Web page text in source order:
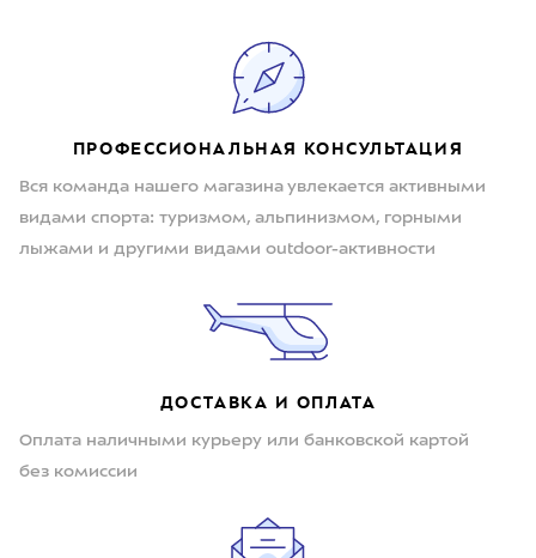
ПРОФЕССИОНАЛЬНАЯ КОНСУЛЬТАЦИЯ
Вся команда нашего магазина увлекается активными
видами спорта: туризмом, альпинизмом, горными
лыжами и другими видами outdoor-активности
ДОСТАВКА И ОПЛАТА
Оплата наличными курьеру или банковской картой
без комиссии